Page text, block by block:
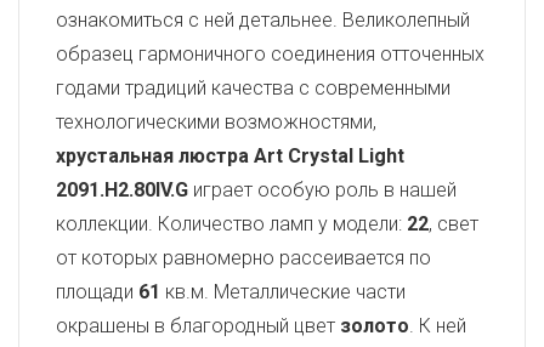
ознакомиться с ней детальнее. Великолепный
образец гармоничного соединения отточенных
годами традиций качества с современными
технологическими возможностями,
хрустальная люстра Art Crystal Light
2091.H2.80IV.G играет особую роль в нашей
коллекции. Количество ламп у модели: 22, свет
от которых равномерно рассеивается по
площади 61 кв.м. Металлические части
окрашены в благородный цвет золото. К ней